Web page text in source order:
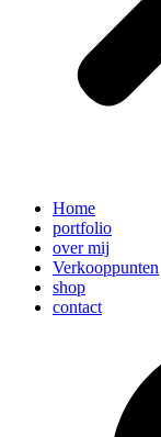
Home
portfolio
over mij
Verkooppunten
shop
contact